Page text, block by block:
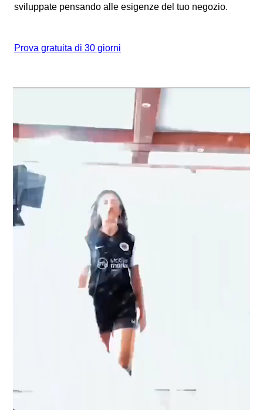
sviluppate pensando alle esigenze del tuo negozio.
Prova gratuita di 30 giorni